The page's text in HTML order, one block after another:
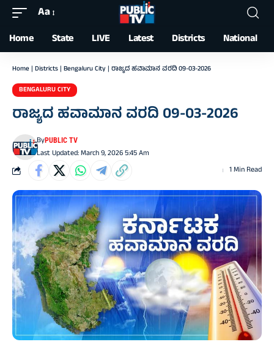
Font
Resizer
Aa
Home State LIVE Latest Districts National
Home | Districts | Bengaluru City | ರಾಜ್ಯದ ಹವಾಮಾನ ವರದಿ 09-03-2026
BENGALURU CITY
ರಾಜ್ಯದ ಹವಾಮಾನ ವರದಿ 09-03-2026
Last Updated: March 9, 2026 5:45 Am
ByPUBLIC TV
1 Min Read